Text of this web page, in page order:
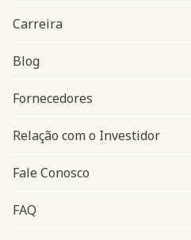
Navegação do rodapé
Carreira
Blog
Fornecedores
Relação com o Investidor
Fale Conosco
FAQ